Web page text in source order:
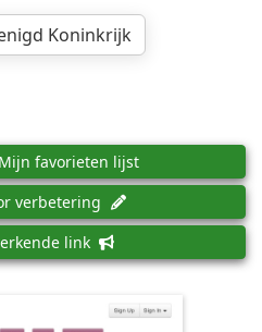
Koninkrijk
favorieten lijst
verbetering
link